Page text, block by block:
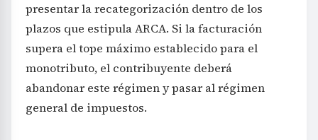
presentar la recategorización dentro de los
plazos que estipula ARCA. Si la facturación
supera el tope máximo establecido para el
monotributo, el contribuyente deberá
abandonar este régimen y pasar al régimen
general de impuestos.